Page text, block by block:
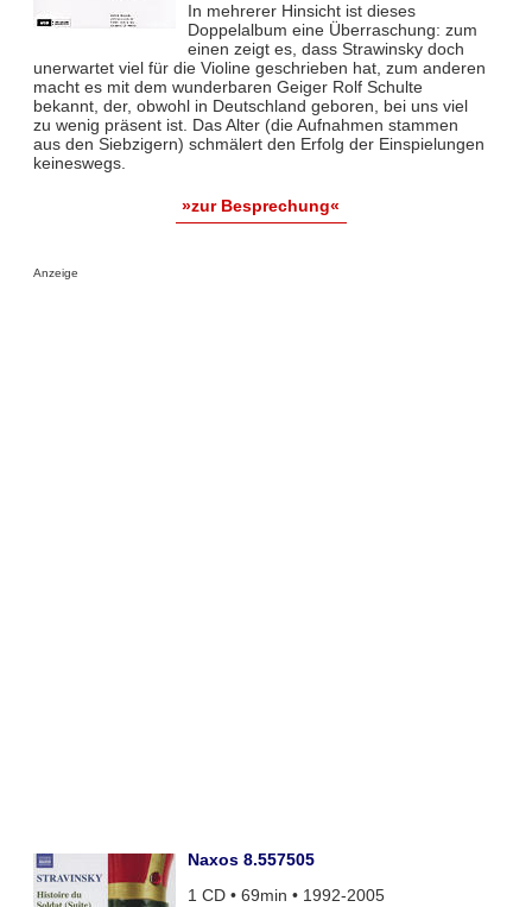
In mehrerer Hinsicht ist dieses
Doppelalbum eine Überraschung: zum
einen zeigt es, dass Strawinsky doch
unerwartet viel für die Violine geschrieben hat, zum anderen
macht es mit dem wunderbaren Geiger Rolf Schulte
bekannt, der, obwohl in Deutschland geboren, bei uns viel
zu wenig präsent ist. Das Alter (die Aufnahmen stammen
aus den Siebzigern) schmälert den Erfolg der Einspielungen
keineswegs.
»zur Besprechung«
Anzeige
Naxos 8.557505
1 CD • 69min • 1992-2005